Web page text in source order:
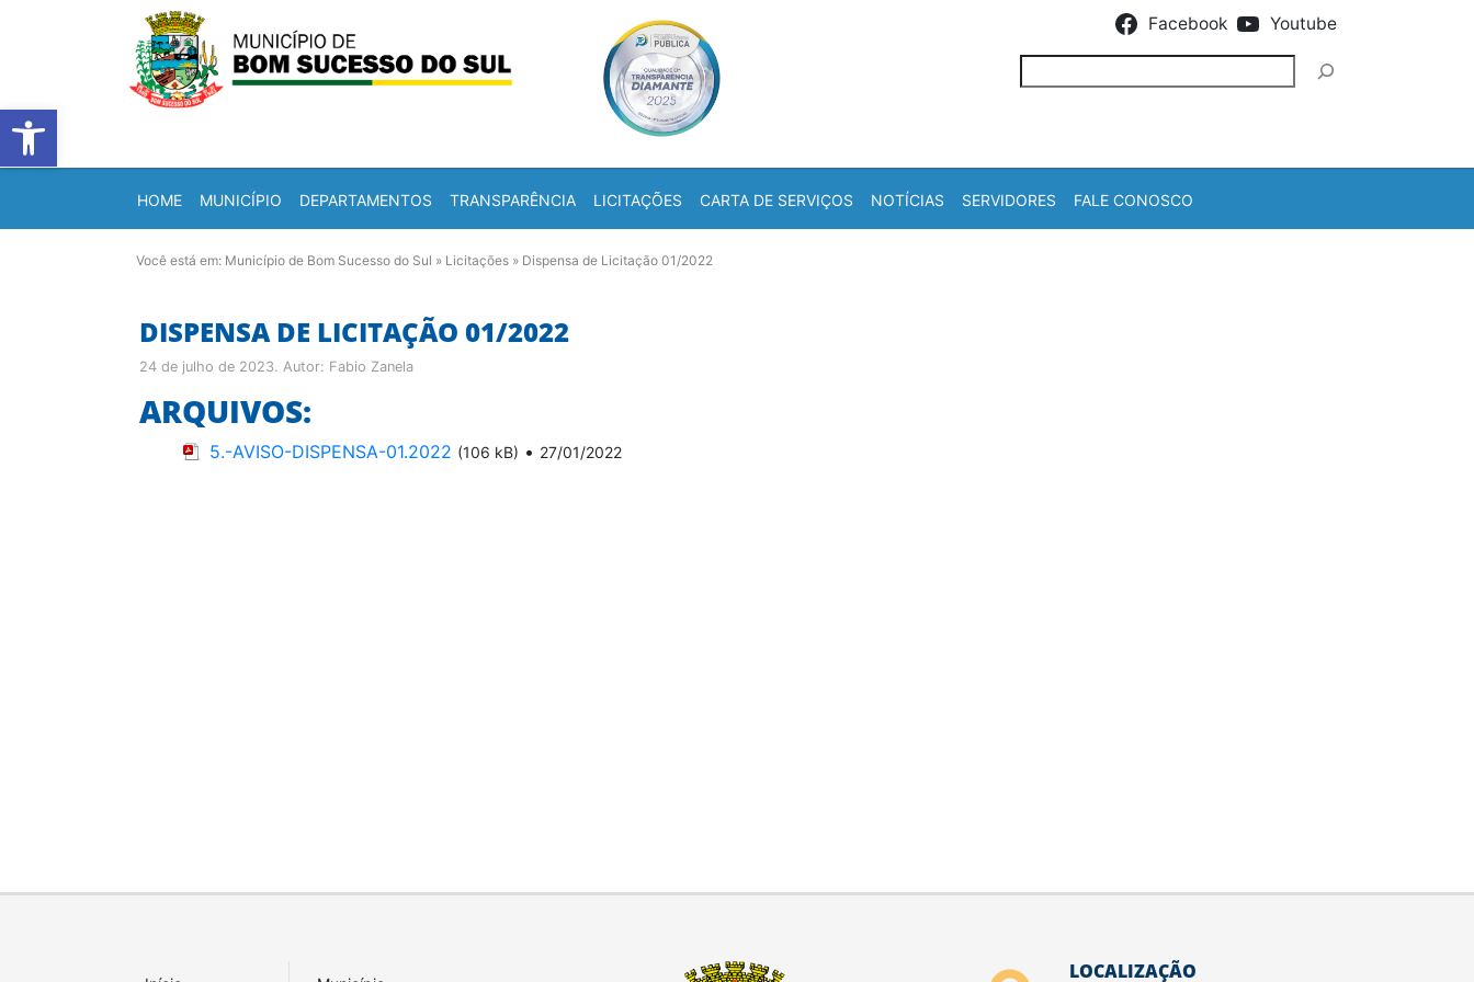
Barra de Ferramentas Aberta
Facebook Youtube
HOME MUNICÍPIO DEPARTAMENTOS TRANSPARÊNCIA LICITAÇÕES CARTA DE SERVIÇOS NOTÍCIAS SERVIDORES FALE CONOSCO
Você está em: Município de Bom Sucesso do Sul » Licitações » Dispensa de Licitação 01/2022
DISPENSA DE LICITAÇÃO 01/2022
24 de julho de 2023. Autor: Fabio Zanela
ARQUIVOS:
5.-AVISO-DISPENSA-01.2022 (106 kB) • 27/01/2022
LOCALIZAÇÃO